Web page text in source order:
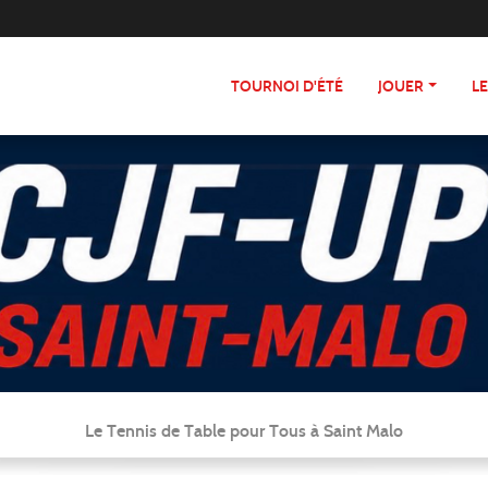
TOURNOI D'ÉTÉ JOUER
Le Tennis de Table pour Tous à Saint Malo